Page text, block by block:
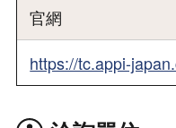
官網
https://tc.appi-